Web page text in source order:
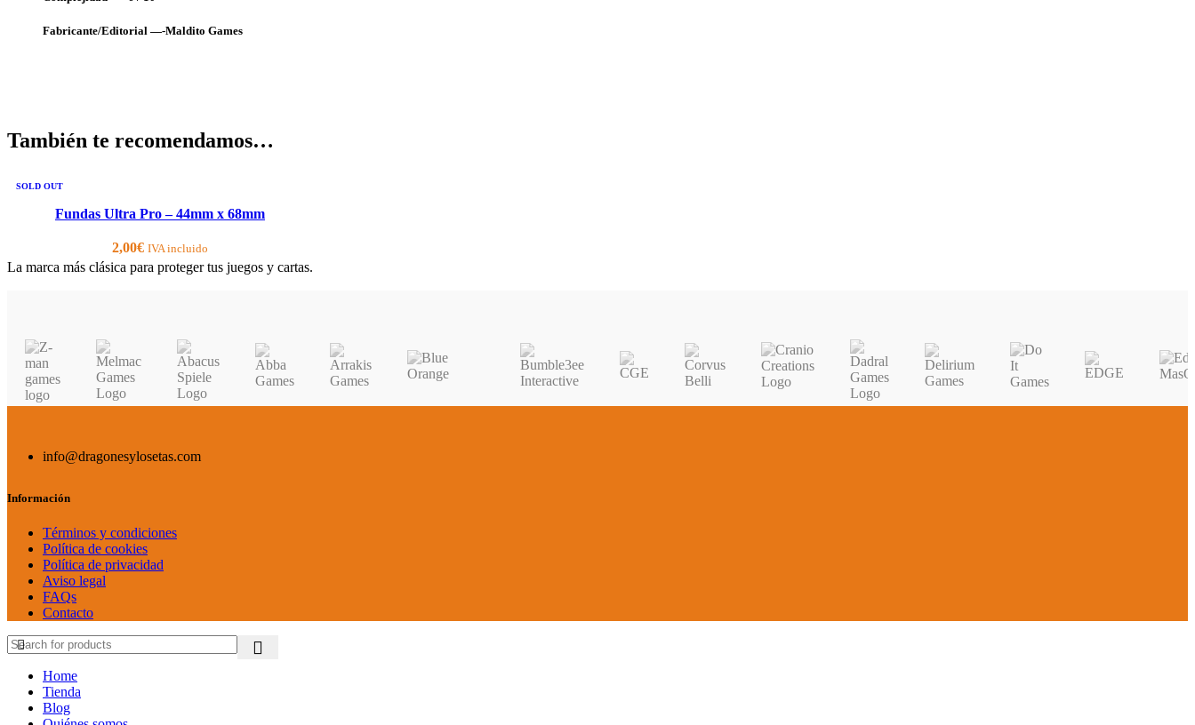
Fabricante/Editorial —-Maldito Games
También te recomendamos…
SOLD OUT
Fundas Ultra Pro – 44mm x 68mm
2,00€ IVA incluido
La marca más clásica para proteger tus juegos y cartas.
info@dragonesylosetas.com
Información
Términos y condiciones
Política de cookies
Política de privacidad
Aviso legal
FAQs
Contacto
Home
Tienda
Blog